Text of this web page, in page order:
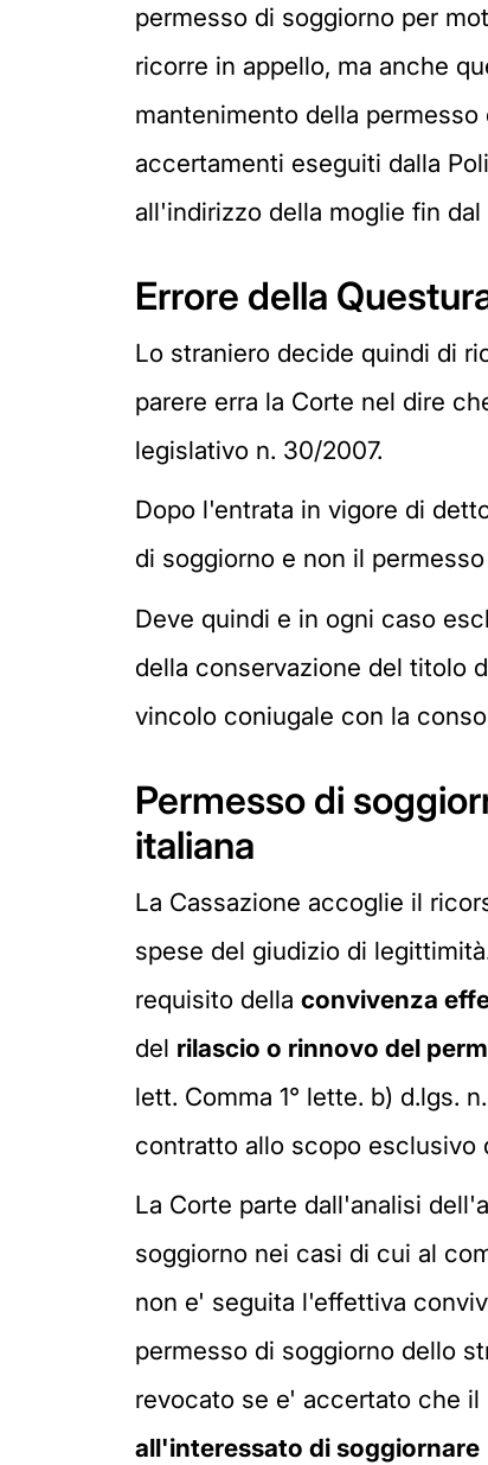
permesso di soggiorno per
ricorre in appello, ma anche
mantenimento della
accertamenti eseguiti dalla
all'indirizzo della moglie fin
Errore della
Lo straniero decide quindi di
parere erra la Corte nel dire
legislativo n. 30/2007.
Dopo l'entrata in vigore di
di soggiorno e non il
Deve quindi e in ogni caso
della conservazione del titolo
vincolo coniugale con la
Permesso di
italiana
La Cassazione accoglie il
spese del giudizio di
requisito della convivenza
del rilascio o rinnovo del
lett. Comma 1° lette. b) d.lgs.
contratto allo scopo esclusivo
La Corte parte dall'analisi
soggiorno nei casi di cui al
non e' seguita l'effettiva
permesso di soggiorno dello
revocato se e' accertato che il
all'interessato di soggiornare